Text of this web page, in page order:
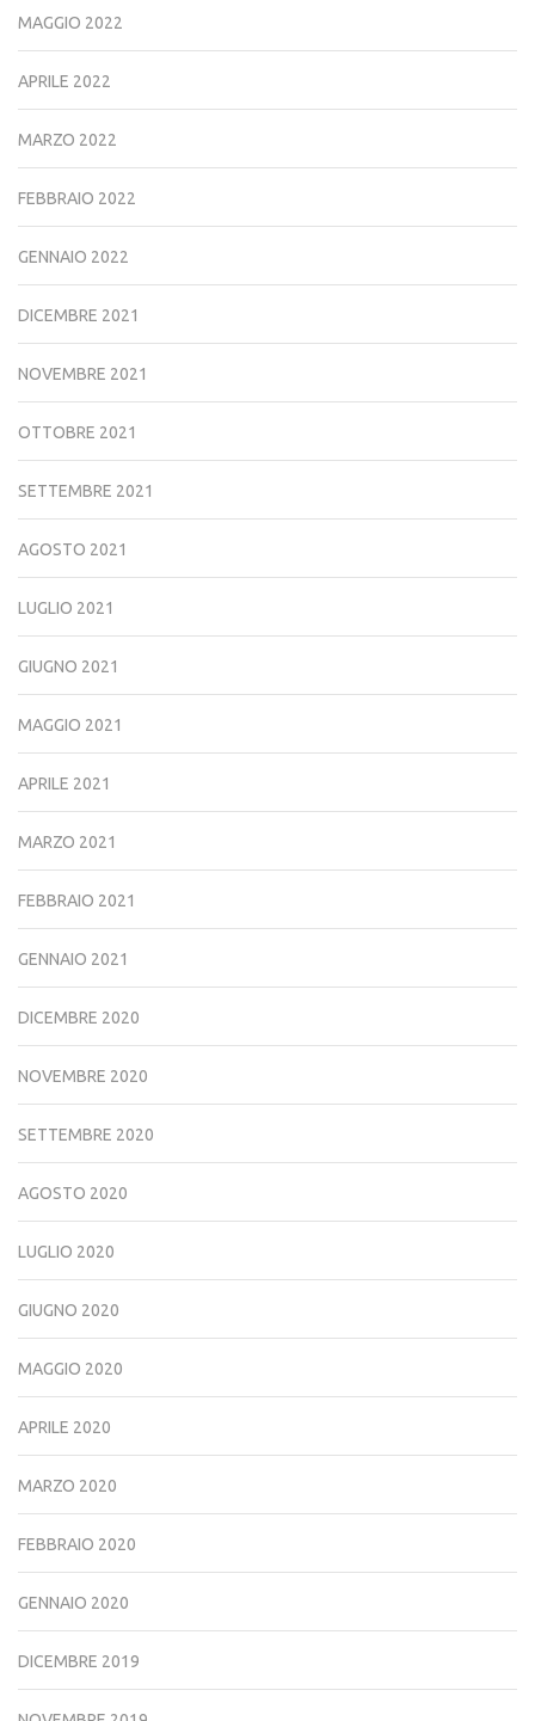
MAGGIO 2022
APRILE 2022
MARZO 2022
FEBBRAIO 2022
GENNAIO 2022
DICEMBRE 2021
NOVEMBRE 2021
OTTOBRE 2021
SETTEMBRE 2021
AGOSTO 2021
LUGLIO 2021
GIUGNO 2021
MAGGIO 2021
APRILE 2021
MARZO 2021
FEBBRAIO 2021
GENNAIO 2021
DICEMBRE 2020
NOVEMBRE 2020
SETTEMBRE 2020
AGOSTO 2020
LUGLIO 2020
GIUGNO 2020
MAGGIO 2020
APRILE 2020
MARZO 2020
FEBBRAIO 2020
GENNAIO 2020
DICEMBRE 2019